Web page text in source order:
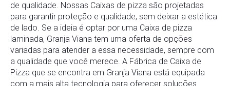
de qualidade. Nossas Caixas de pizza são projetadas
para garantir proteção e qualidade, sem deixar a estética
de lado. Se a ideia é optar por uma Caixa de pizza
laminada, Granja Viana tem uma oferta de opções
variadas para atender a essa necessidade, sempre com
a qualidade que você merece. A Fábrica de Caixa de
Pizza que se encontra em Granja Viana está equipada
com a mais alta tecnologia para oferecer soluções